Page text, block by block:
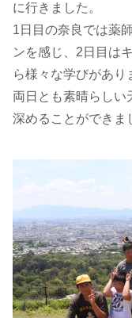
に行きました。
1日目の奈良では薬
ンを感じ、2日目は
ら様々な学びがあり
両日とも素晴らしい
深めることができま